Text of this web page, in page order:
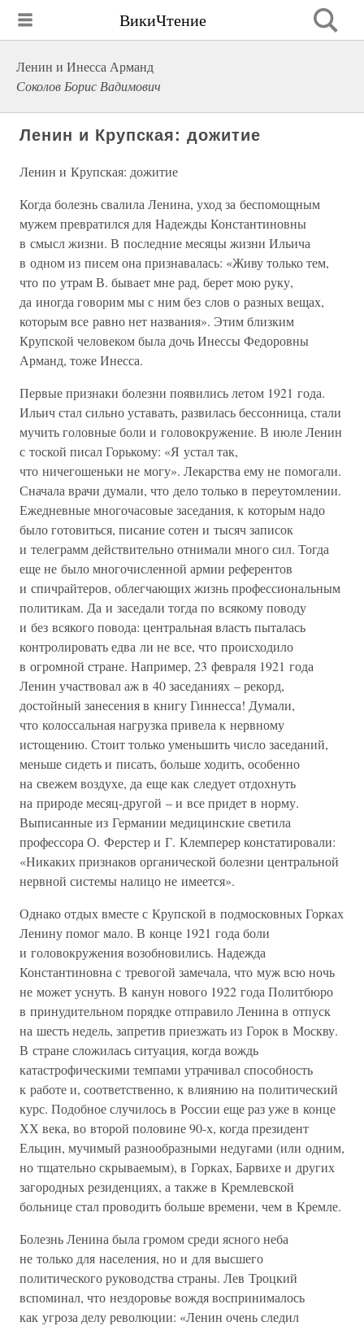
ВикиЧтение
Ленин и Инесса Арманд
Соколов Борис Вадимович
Ленин и Крупская: дожитие
Ленин и Крупская: дожитие
Когда болезнь свалила Ленина, уход за беспомощным
мужем превратился для Надежды Константиновны
в смысл жизни. В последние месяцы жизни Ильича
в одном из писем она признавалась: «Живу только тем,
что по утрам В. бывает мне рад, берет мою руку,
да иногда говорим мы с ним без слов о разных вещах,
которым все равно нет названия». Этим близким
Крупской человеком была дочь Инессы Федоровны
Арманд, тоже Инесса.
Первые признаки болезни появились летом 1921 года.
Ильич стал сильно уставать, развилась бессонница, стали
мучить головные боли и головокружение. В июле Ленин
с тоской писал Горькому: «Я устал так,
что ничегошеньки не могу». Лекарства ему не помогали.
Сначала врачи думали, что дело только в переутомлении.
Ежедневные многочасовые заседания, к которым надо
было готовиться, писание сотен и тысяч записок
и телеграмм действительно отнимали много сил. Тогда
еще не было многочисленной армии референтов
и спичрайтеров, облегчающих жизнь профессиональным
политикам. Да и заседали тогда по всякому поводу
и без всякого повода: центральная власть пыталась
контролировать едва ли не все, что происходило
в огромной стране. Например, 23 февраля 1921 года
Ленин участвовал аж в 40 заседаниях – рекорд,
достойный занесения в книгу Гиннесса! Думали,
что колоссальная нагрузка привела к нервному
истощению. Стоит только уменьшить число заседаний,
меньше сидеть и писать, больше ходить, особенно
на свежем воздухе, да еще как следует отдохнуть
на природе месяц-другой – и все придет в норму.
Выписанные из Германии медицинские светила
профессора О. Ферстер и Г. Клемперер констатировали:
«Никаких признаков органической болезни центральной
нервной системы налицо не имеется».
Однако отдых вместе с Крупской в подмосковных Горках
Ленину помог мало. В конце 1921 года боли
и головокружения возобновились. Надежда
Константиновна с тревогой замечала, что муж всю ночь
не может уснуть. В канун нового 1922 года Политбюро
в принудительном порядке отправило Ленина в отпуск
на шесть недель, запретив приезжать из Горок в Москву.
В стране сложилась ситуация, когда вождь
катастрофическими темпами утрачивал способность
к работе и, соответственно, к влиянию на политический
курс. Подобное случилось в России еще раз уже в конце
ХХ века, во второй половине 90-х, когда президент
Ельцин, мучимый разнообразными недугами (или одним,
но тщательно скрываемым), в Горках, Барвихе и других
загородных резиденциях, а также в Кремлевской
больнице стал проводить больше времени, чем в Кремле.
Болезнь Ленина была громом среди ясного неба
не только для населения, но и для высшего
политического руководства страны. Лев Троцкий
вспоминал, что нездоровье вождя воспринималось
как угроза делу революции: «Ленин очень следил